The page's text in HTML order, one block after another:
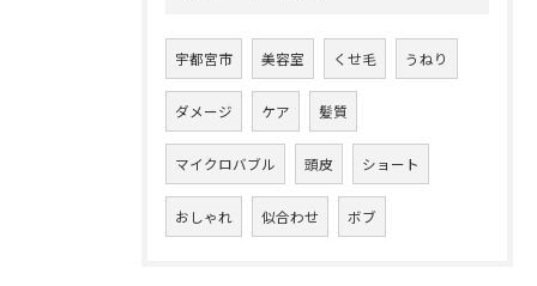
宇都宮市 美容室 くせ毛 うねり
ダメージ ケア 髪質
マイクロバブル 頭皮 ショート
おしゃれ 似合わせ ボブ